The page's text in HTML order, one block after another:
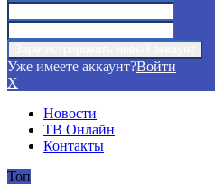
Уже имеете аккаунт?Войти
X
Новости
ТВ Онлайн
Контакты
Топ